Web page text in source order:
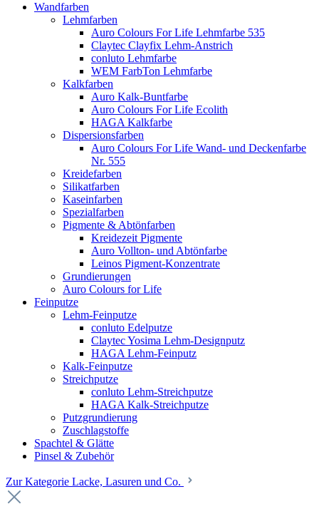
Wandfarben
Lehmfarben
Auro Colours For Life Lehmfarbe 535
Claytec Clayfix Lehm-Anstrich
conluto Lehmfarbe
WEM FarbTon Lehmfarbe
Kalkfarben
Auro Kalk-Buntfarbe
Auro Colours For Life Ecolith
HAGA Kalkfarbe
Dispersionsfarben
Auro Colours For Life Wand- und Deckenfarbe
Nr. 555
Kreidefarben
Silikatfarben
Kaseinfarben
Spezialfarben
Pigmente & Abtönfarben
Kreidezeit Pigmente
Auro Vollton- und Abtönfarbe
Leinos Pigment-Konzentrate
Grundierungen
Auro Colours for Life
Feinputze
Lehm-Feinputze
conluto Edelputze
Claytec Yosima Lehm-Designputz
HAGA Lehm-Feinputz
Kalk-Feinputze
Streichputze
conluto Lehm-Streichputze
HAGA Kalk-Streichputze
Putzgrundierung
Zuschlagstoffe
Spachtel & Glätte
Pinsel & Zubehör
Zur Kategorie Lacke, Lasuren und Co.